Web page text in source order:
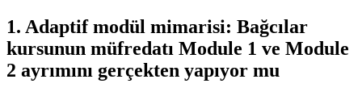
1. Adaptif modül mimarisi: Bağcılar
kursunun müfredatı Module 1 ve Module
2 ayrımını gerçekten yapıyor mu